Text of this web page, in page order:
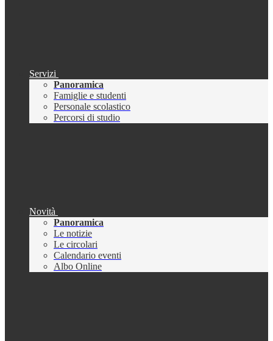
Servizi
Panoramica
Famiglie e studenti
Personale scolastico
Percorsi di studio
Novità
Panoramica
Le notizie
Le circolari
Calendario eventi
Albo Online